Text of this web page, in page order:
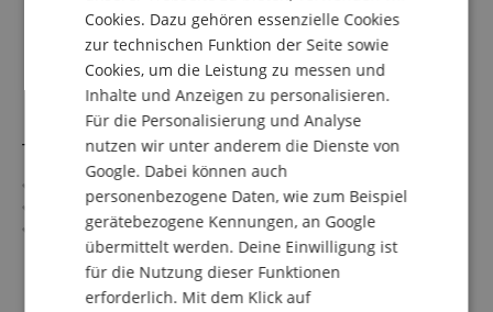
Taylor GS Mini Sapele/Spruce
Taylor GS Mini Serie
Decke: Fichte, massiv
Boden & Zarge: Sapele
Griffbrett/Hals: Ebenholz / Mahogani
Farbe & Finish: Natur, Matt
mehr anzeigen
485,00 €
FRENCH
SPANISH
Cookies. Dazu gehören essenzielle Cookies
zur technischen Funktion der Seite sowie
Cookies, um die Leistung zu messen und
Inhalte und Anzeigen zu personalisieren.
Für die Personalisierung und Analyse
nutzen wir unter anderem die Dienste von
Google. Dabei können auch
personenbezogene Daten, wie zum Beispiel
gerätebezogene Kennungen, an Google
übermittelt werden. Deine Einwilligung ist
für die Nutzung dieser Funktionen
erforderlich. Mit dem Klick auf